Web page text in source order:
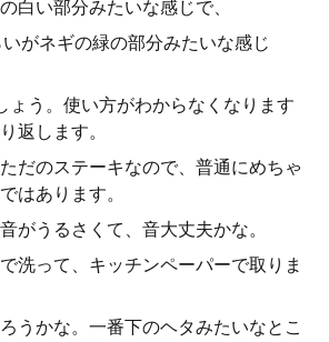
白い部分みたいな感じで、
がネギの緑の部分みたいな感じ
ょう。使い方がわからなくなります
返します。
だのステーキなので、普通にめちゃ
はあります。
がうるさくて、音大丈夫かな。
洗って、キッチンペーパーで取りま
うかな。一番下のヘタみたいなとこ